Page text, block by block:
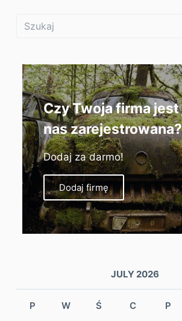
Czy Twoja firma jest
nas zarejestrowana?
Dodaj za darmo!
Dodaj firmę
JULY 2026
P W Ś C P